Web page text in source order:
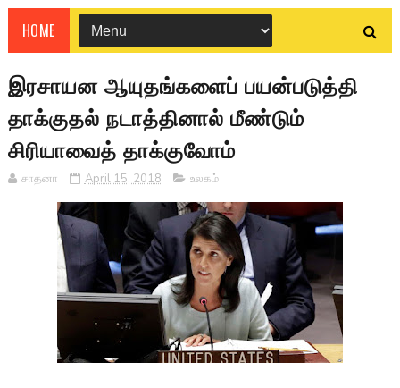
HOME
இரசாயன ஆயுதங்களைப் பயன்படுத்தி
தாக்குதல் நடாத்தினால் மீண்டும்
சிரியாவைத் தாக்குவோம்
சாதனா April 15, 2018 உலகம்